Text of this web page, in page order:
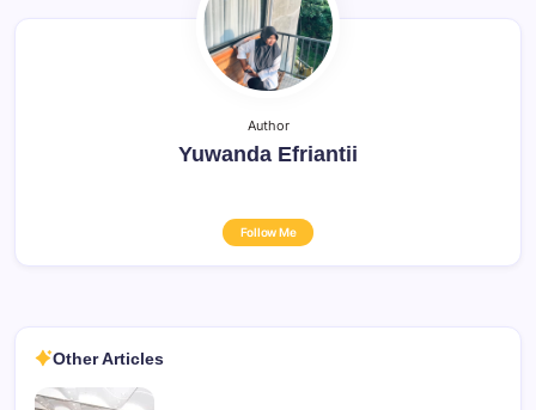
Author
Yuwanda Efriantii
Follow Me
Other Articles